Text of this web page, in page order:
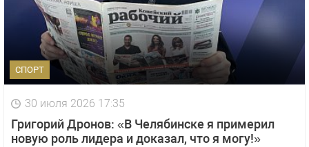
СПОРТ
30 июля 2026 17:35
Григорий Дронов: «В Челябинске я примерил
новую роль лидера и доказал, что я могу!»